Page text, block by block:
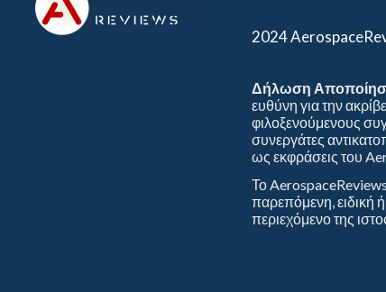
2024
Δήλωση
ευθύνη για την
φιλοξενούμενους
συνεργάτες
ως εκφράσεις του
Το
παρεπόμενη, ειδική
περιεχόμενο της